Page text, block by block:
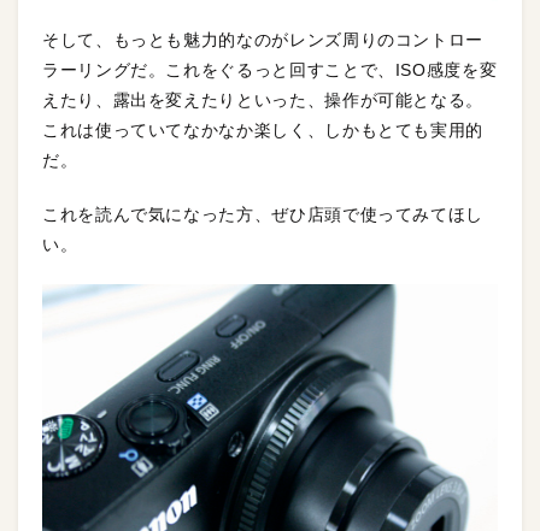
そして、もっとも魅力的なのがレンズ周りのコントロー
ラーリングだ。これをぐるっと回すことで、ISO感度を変
えたり、露出を変えたりといった、操作が可能となる。
これは使っていてなかなか楽しく、しかもとても実用的
だ。
これを読んで気になった方、ぜひ店頭で使ってみてほし
い。